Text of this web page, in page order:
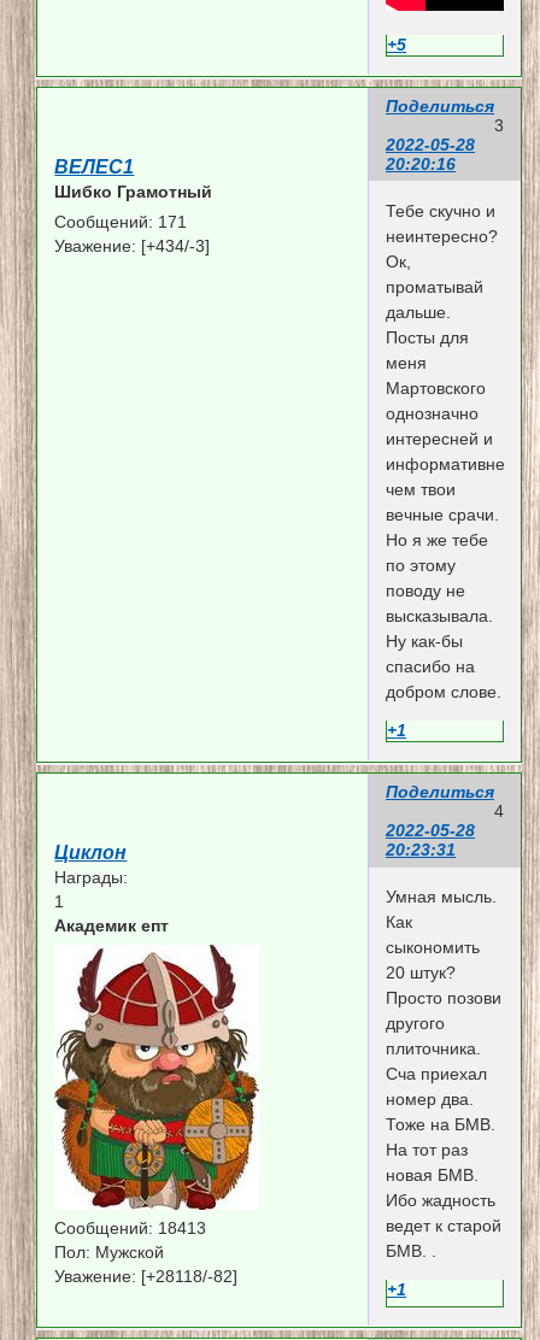
+5
Поделиться
3
2022-05-28
20:20:16
ВЕЛЕС1
Шибко Грамотный
Сообщений: 171
Уважение: [+434/-3]
Тебе скучно и
неинтересно?
Ок,
проматывай
дальше.
Посты для
меня
Мартовского
однозначно
интересней и
информативней
чем твои
вечные срачи.
Но я же тебе
по этому
поводу не
высказывала.
Ну как-бы
спасибо на
добром слове.
+1
Поделиться
4
2022-05-28
20:23:31
Циклон
Награды:
1
Академик епт
Сообщений: 18413
Пол: Мужской
Уважение: [+28118/-82]
Умная мысль.
Как
сыкономить
20 штук?
Просто позови
другого
плиточника.
Сча приехал
номер два.
Тоже на БМВ.
На тот раз
новая БМВ.
Ибо жадность
ведет к старой
БМВ. .
+1